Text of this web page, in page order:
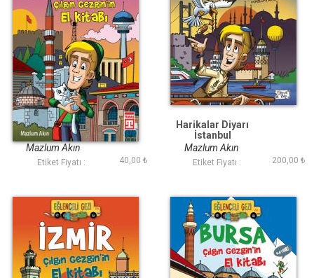
Ankara Çılgın
Gezginin El Kitabı
Mazlum Akın
Etiket Fiyatı : 40,00 ₺
Harikalar Diyarı
İstanbul
Mazlum Akın
Etiket Fiyatı : 200,00 ₺